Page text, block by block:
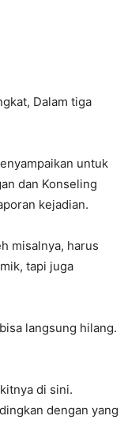
Dalam tiga
untuk
dan Konseling
kejadian.
misalnya, harus
tapi juga
langsung hilang.
di sini.
dengan yang